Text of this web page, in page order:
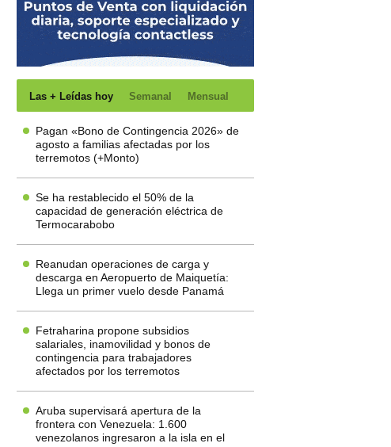
Las + Leídas hoy Semanal Mensual
Pagan «Bono de Contingencia 2026» de
agosto a familias afectadas por los
terremotos (+Monto)
Se ha restablecido el 50% de la
capacidad de generación eléctrica de
Termocarabobo
Reanudan operaciones de carga y
descarga en Aeropuerto de Maiquetía:
Llega un primer vuelo desde Panamá
Fetraharina propone subsidios
salariales, inamovilidad y bonos de
contingencia para trabajadores
afectados por los terremotos
Aruba supervisará apertura de la
frontera con Venezuela: 1.600
venezolanos ingresaron a la isla en el